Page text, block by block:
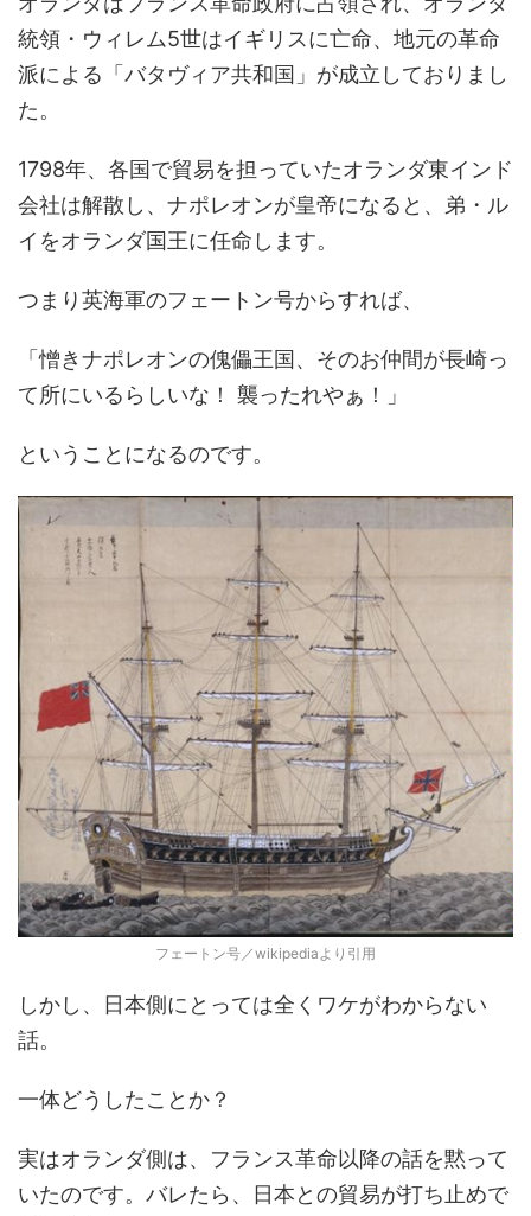
統領・ウィレム5世はイギリスに亡命、地元の革命
派による「バタヴィア共和国」が成立しておりまし
た。
1798年、各国で貿易を担っていたオランダ東インド
会社は解散し、ナポレオンが皇帝になると、弟・ル
イをオランダ国王に任命します。
つまり英海軍のフェートン号からすれば、
「憎きナポレオンの傀儡王国、そのお仲間が長崎っ
て所にいるらしいな！ 襲ったれやぁ！」
ということになるのです。
フェートン号／wikipediaより引用
しかし、日本側にとっては全くワケがわからない
話。
一体どうしたことか？
実はオランダ側は、フランス革命以降の話を黙って
いたのです。バレたら、日本との貿易が打ち止めで